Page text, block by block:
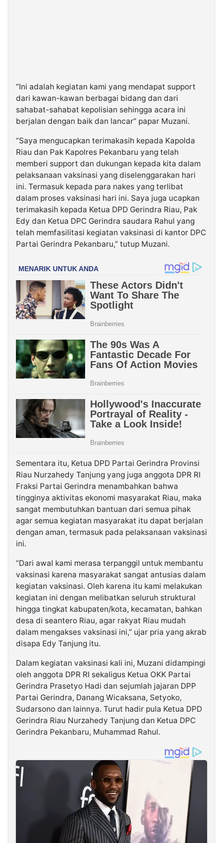
“Ini adalah kegiatan kami yang mendapat support
dari kawan-kawan berbagai bidang dan dari
sahabat-sahabat kepolisian sehingga acara ini
berjalan dengan baik dan lancar” papar Muzani.
“Saya mengucapkan terimakasih kepada Kapolda
Riau dan Pak Kapolres Pekanbaru yang telah
memberi support dan dukungan kepada kita dalam
pelaksanaan vaksinasi yang diselenggarakan hari
ini. Termasuk kepada para nakes yang terlibat
dalam proses vaksinasi hari ini. Saya juga ucapkan
terimakasih kepada Ketua DPD Gerindra Riau, Pak
Edy dan Ketua DPC Gerindra saudara Rahul yang
telah memfasilitasi kegiatan vaksinasi di kantor DPC
Partai Gerindra Pekanbaru,” tutup Muzani.
Sementara itu, Ketua DPD Partai Gerindra Provinsi
Riau Nurzahedy Tanjung yang juga anggota DPR RI
Fraksi Partai Gerindra menambahkan bahwa
tingginya aktivitas ekonomi masyarakat Riau, maka
sangat membutuhkan bantuan dari semua pihak
agar semua kegiatan masyarakat itu dapat berjalan
dengan aman, termasuk pada pelaksanaan vaksinasi
ini.
“Dari awal kami merasa terpanggil untuk membantu
vaksinasi karena masyarakat sangat antusias dalam
kegiatan vaksinasi. Oleh karena itu kami melakukan
kegiatan ini dengan melibatkan seluruh struktural
hingga tingkat kabupaten/kota, kecamatan, bahkan
desa di seantero Riau, agar rakyat Riau mudah
dalam mengakses vaksinasi ini,” ujar pria yang akrab
disapa Edy Tanjung itu.
Dalam kegiatan vaksinasi kali ini, Muzani didampingi
oleh anggota DPR RI sekaligus Ketua OKK Partai
Gerindra Prasetyo Hadi dan sejumlah jajaran DPP
Partai Gerindra, Danang Wicaksana, Setyoko,
Sudarsono dan lainnya. Turut hadir pula Ketua DPD
Gerindra Riau Nurzahedy Tanjung dan Ketua DPC
Gerindra Pekanbaru, Muhammad Rahul.